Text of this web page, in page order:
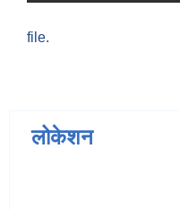
file.
लोकेशन